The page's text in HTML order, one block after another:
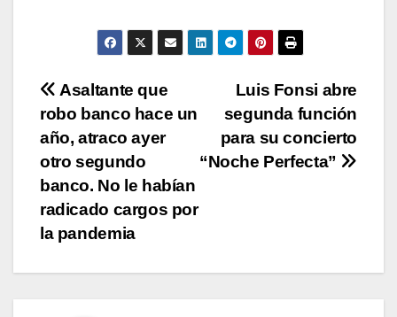
Navegación
de
entradas
Luis Fonsi abre
segunda función
para su concierto
“Noche Perfecta”
Asaltante que
robo banco hace un
año, atraco ayer
otro segundo
banco. No le habían
radicado cargos por
la pandemia